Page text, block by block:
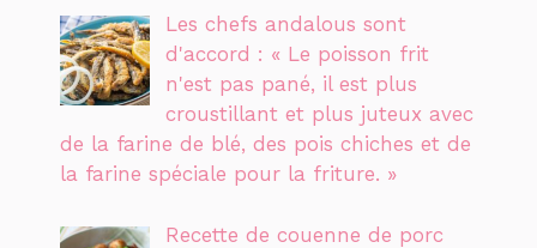
Les chefs andalous sont
d'accord : « Le poisson frit
n'est pas pané, il est plus
croustillant et plus juteux avec
de la farine de blé, des pois chiches et de
la farine spéciale pour la friture. »
Recette de couenne de porc